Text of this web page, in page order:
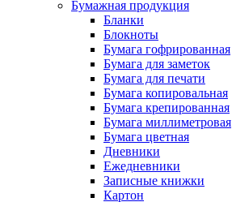
Бумажная продукция
Бланки
Блокноты
Бумага гофрированная
Бумага для заметок
Бумага для печати
Бумага копировальная
Бумага крепированная
Бумага миллиметровая
Бумага цветная
Дневники
Ежедневники
Записные книжки
Картон